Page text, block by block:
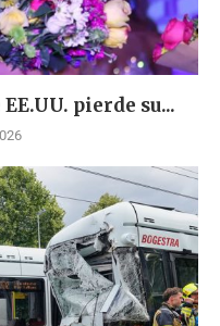
pierde su...